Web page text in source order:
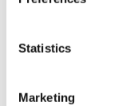
Statistics
Marketing
Vill du veta mer